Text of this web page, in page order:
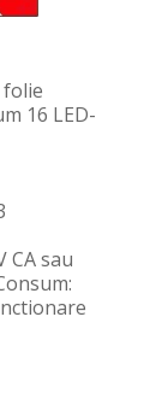
16 LED-
CA sau